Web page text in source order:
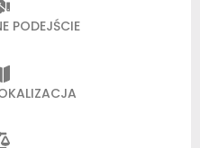
PODEJŚCIE